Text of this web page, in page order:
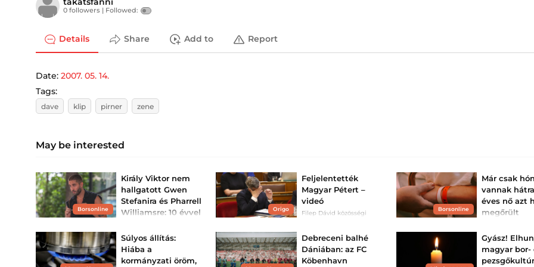
0 followers | Followed:
Details Share Add to Report
Date: 2007. 05. 14.
Tags:
dave klip pirner zene
May be interested
Borsonline
Király Viktor nem
hallgatott Gwen
Stefanira és Pharrell
Williamsre: 10 évvel
igazuk ...
Az énekes elárulta, miben
változott az elmúlt
évtizedekben.
Origo
Feljelentették
Magyar Pétert –
videó
Filep Dávid közösségi
Központi Nyomozó
Főügyészségen.
Borsonline
Már csak
vannak
éves nő azt
megőrült
paranoia
Kiderült, hogy
agydaganata van
csak hónapjai
Súlyos állítás:
Hiába a
kormányzati öröm,
Debreceni balhé
Dániában: az FC
Köbenhavn
Gyász!
magyar bor-